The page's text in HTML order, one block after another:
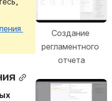
Создание
регламентного
отчета
Открыть файл «»